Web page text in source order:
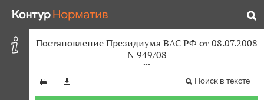
Постановление Президиума ВАС РФ от 08.07.2008
N 949/08
Поиск в тексте